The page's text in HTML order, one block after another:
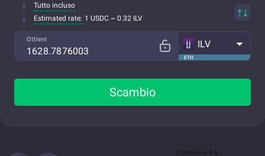
Tutto incluso
Estimated rate: 1 USDC ~ 0.32 ILV
Ottieni
ETH
ILV
Scambio